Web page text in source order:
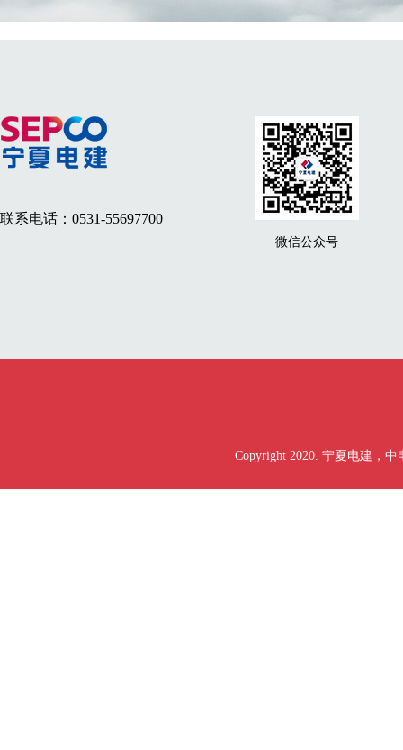
联系电话：0531-55697700
微信公众号
Copyright 2020. 宁夏电建，